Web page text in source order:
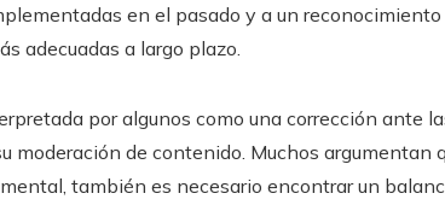
en el pasado y a un
adecuadas a largo plazo.
por algunos como una corrección ante
moderación de contenido. Muchos argumentan
también es necesario encontrar un